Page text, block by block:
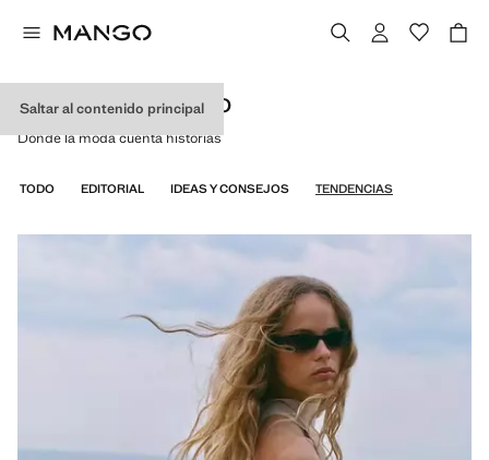
Saltar al contenido principal
DISCOVER BY MANGO
Donde la moda cuenta historias
TODO EDITORIAL IDEAS Y CONSEJOS TENDENCIAS